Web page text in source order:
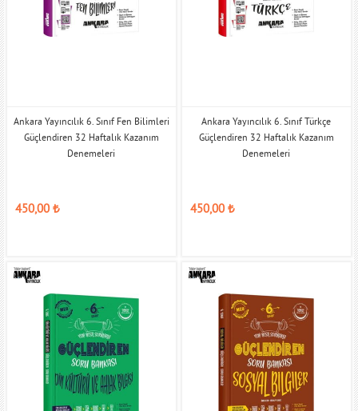
Ankara Yayıncılık 6. Sınıf Fen Bilimleri
Güçlendiren 32 Haftalık Kazanım
Denemeleri
450,00₺
Ankara Yayıncılık 6. Sınıf Türkçe
Güçlendiren 32 Haftalık Kazanım
Denemeleri
450,00₺